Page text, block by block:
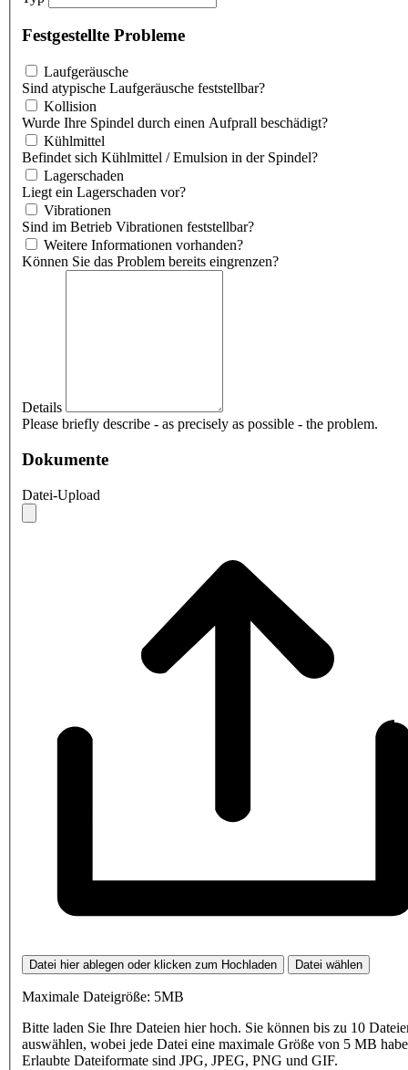
Festgestellte Probleme
Laufgeräusche
Sind atypische Laufgeräusche feststellbar?
Kollision
Wurde Ihre Spindel durch einen Aufprall beschädigt?
Kühlmittel
Befindet sich Kühlmittel / Emulsion in der Spindel?
Lagerschaden
Liegt ein Lagerschaden vor?
Vibrationen
Sind im Betrieb Vibrationen feststellbar?
Weitere Informationen vorhanden?
Können Sie das Problem bereits eingrenzen?
Details
Please briefly describe - as precisely as possible - the problem.
Dokumente
Datei-Upload
Datei hier ablegen oder klicken zum Hochladen Datei wählen
Maximale Dateigröße: 5MB
Bitte laden Sie Ihre Dateien hier hoch. Sie können bis zu 10
auswählen, wobei jede Datei eine maximale Größe von 5 MB
Erlaubte Dateiformate sind JPG, JPEG, PNG und GIF.